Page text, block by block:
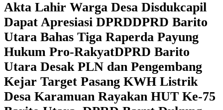
Akta Lahir Warga Desa Disdukcapil
Dapat Apresiasi DPRDDPRD Barito
Utara Bahas Tiga Raperda Payung
Hukum Pro-RakyatDPRD Barito
Utara Desak PLN dan Pengembang
Kejar Target Pasang KWH Listrik
Desa Karamuan Rayakan HUT Ke-75